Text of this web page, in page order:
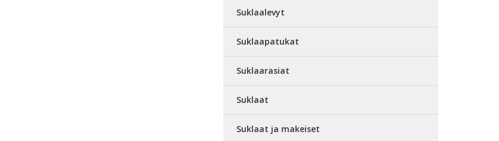
Suklaalevyt
Suklaapatukat
Suklaarasiat
Suklaat
Suklaat ja makeiset